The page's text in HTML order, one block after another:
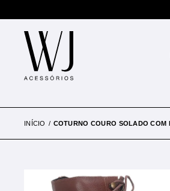
INÍCIO COTURNO COURO SOLADO COM